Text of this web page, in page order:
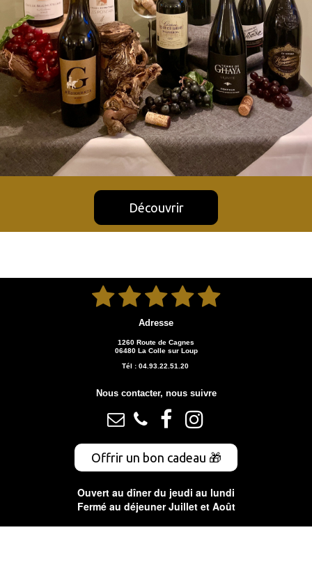
Découvrir

Adresse
1260 Route de Cagnes
06480 La Colle sur Loup
Tél : 04.93.22.51.20
Nous contacter, nous suivre
   
Offrir un bon cadeau 🎁
Ouvert au dîner du jeudi au lundi
Fermé au déjeuner Juillet et Août